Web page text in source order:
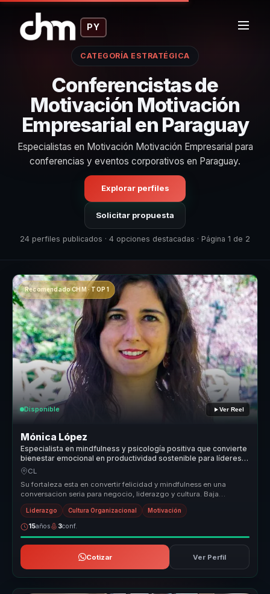
PY
CATEGORÍA ESTRATÉGICA
Conferencistas de
Motivación Motivación
Empresarial en Paraguay
Especialistas en Motivación Motivación Empresarial para
conferencias y eventos corporativos en Paraguay.
Explorar perfiles
Solicitar propuesta
24 perfiles publicados · 4 opciones destacadas · Página 1 de 2
Recomendado CHM · TOP 1
Disponible Ver Reel
Mónica López
Especialista en mindfulness y psicología positiva que convierte
bienestar emocional en productividad sostenible para líderes y
equipos.
CL
Su fortaleza esta en convertir felicidad y mindfulness en una
conversacion seria para negocio, liderazgo y cultura. Baja
bienestar a prac...
Liderazgo Cultura Organizacional Motivación
15años 3conf.
Cotizar Ver Perfil